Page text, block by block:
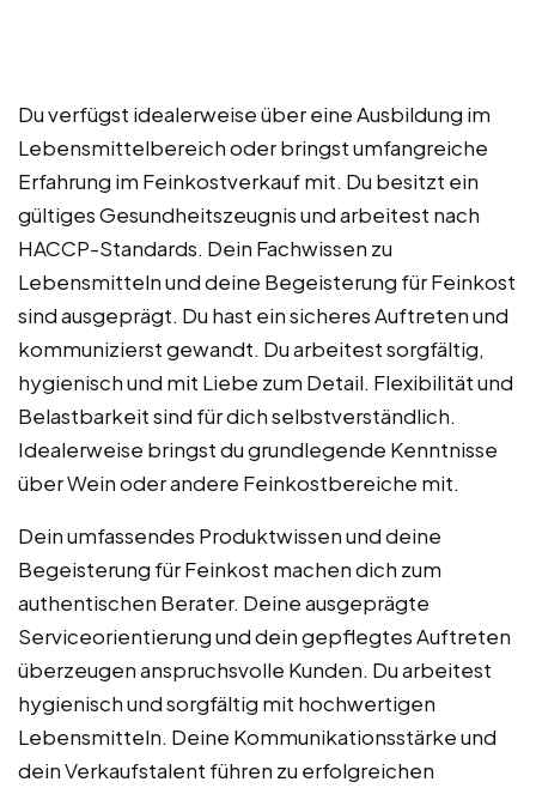
Du verfügst idealerweise über eine Ausbildung im
Lebensmittelbereich oder bringst umfangreiche
Erfahrung im Feinkostverkauf mit. Du besitzt ein
gültiges Gesundheitszeugnis und arbeitest nach
HACCP-Standards. Dein Fachwissen zu
Lebensmitteln und deine Begeisterung für Feinkost
sind ausgeprägt. Du hast ein sicheres Auftreten und
kommunizierst gewandt. Du arbeitest sorgfältig,
hygienisch und mit Liebe zum Detail. Flexibilität und
Belastbarkeit sind für dich selbstverständlich.
Idealerweise bringst du grundlegende Kenntnisse
über Wein oder andere Feinkostbereiche mit.
Dein umfassendes Produktwissen und deine
Begeisterung für Feinkost machen dich zum
authentischen Berater. Deine ausgeprägte
Serviceorientierung und dein gepflegtes Auftreten
überzeugen anspruchsvolle Kunden. Du arbeitest
hygienisch und sorgfältig mit hochwertigen
Lebensmitteln. Deine Kommunikationsstärke und
dein Verkaufstalent führen zu erfolgreichen